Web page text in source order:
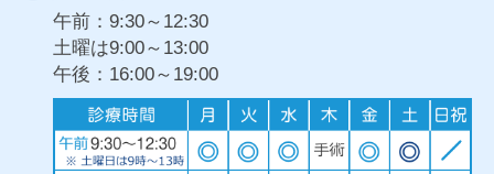
午前：9:30～12:30
土曜は9:00～13:00
午後：16:00～19:00